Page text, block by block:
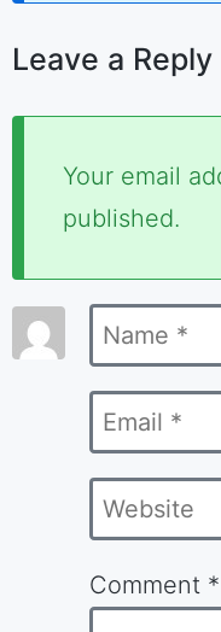
Leave a Reply
Your email
published.
Required
marked
Name
*
Email
*
Website
Comment *